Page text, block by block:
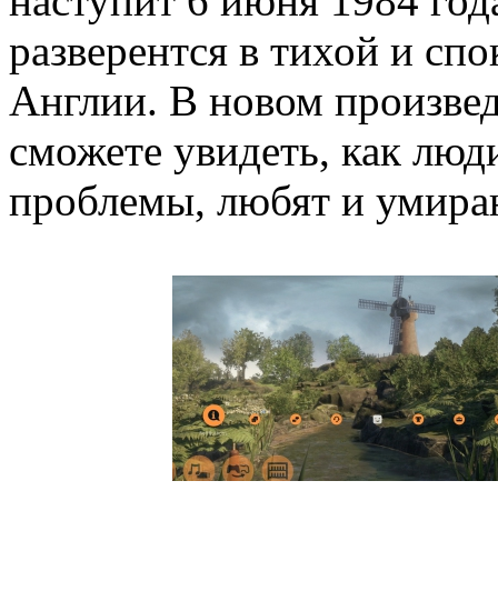
разверентся в тихой и
Англии. В новом
сможете увидеть, как
проблемы, любят и